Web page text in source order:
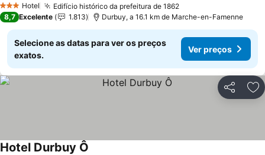
3 EstrelasHotel Edifício histórico da prefeitura de 1862
8,7 Excelente 1.813 Durbuy, a 16.1 km de Marche-en-Famenne
Selecione as datas para ver os preços
exatos.
Ver preços
Partilhar
Hotel Durbuy Ô